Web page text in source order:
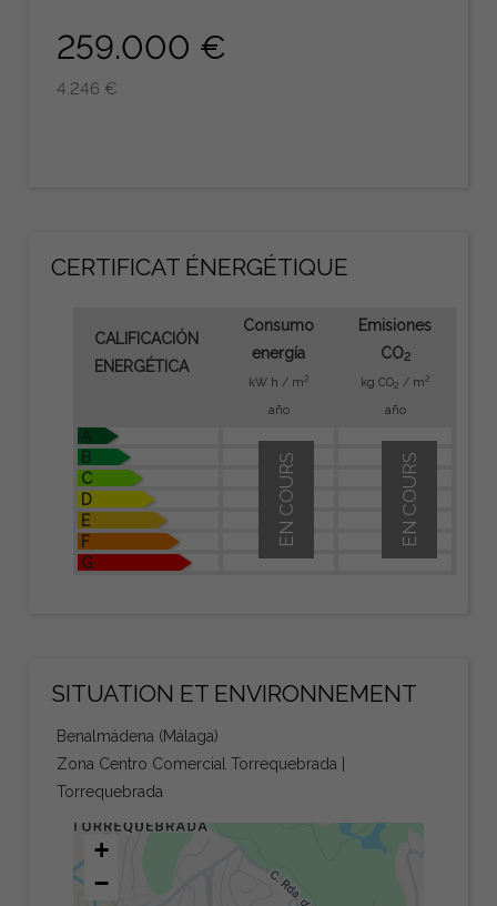
259.000 €
4.246 €
CERTIFICAT ÉNERGÉTIQUE
CALIFICACIÓN
ENERGÉTICA
Consumo
energía
kW h / m2
año
Emisiones
CO2
kg CO2 / m2
año
A
B
C
D
E
F
G
EN COURS
EN COURS
SITUATION ET ENVIRONNEMENT
Benalmádena (Málaga)
Zona Centro Comercial Torrequebrada |
Torrequebrada
+
−